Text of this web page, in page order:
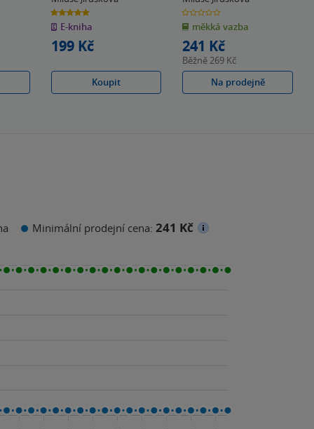
5.0
z
5
hvězdiček
E-kniha
199 Kč
Koupit
0.0
z
5
hvězdiček
měkká vazba
241 Kč
Běžně269 Kč
Na prodejně
Minimální prodejní cena: 241 Kč